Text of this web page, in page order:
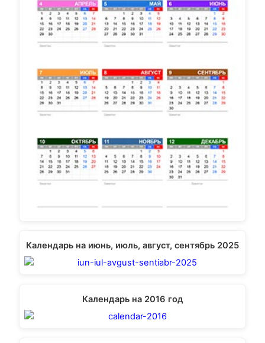
Календарь на июнь, июль, август, сентябрь 2025
Календарь на 2016 год